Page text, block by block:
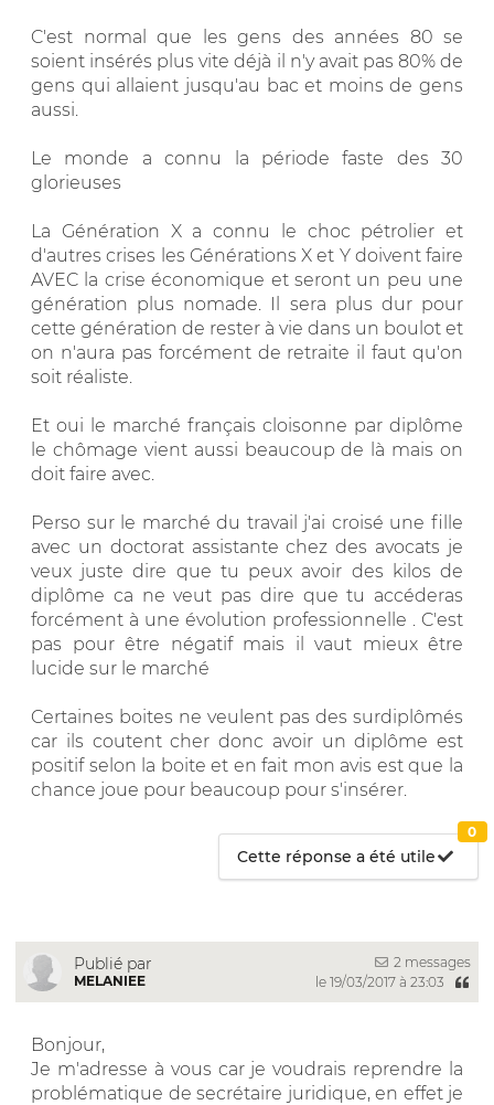
C'est normal que les gens des années 80 se
soient insérés plus vite déjà il n'y avait pas 80% de
gens qui allaient jusqu'au bac et moins de gens
aussi.
Le monde a connu la période faste des 30
glorieuses
La Génération X a connu le choc pétrolier et
d'autres crises les Générations X et Y doivent faire
AVEC la crise économique et seront un peu une
génération plus nomade. Il sera plus dur pour
cette génération de rester à vie dans un boulot et
on n'aura pas forcément de retraite il faut qu'on
soit réaliste.
Et oui le marché français cloisonne par diplôme
le chômage vient aussi beaucoup de là mais on
doit faire avec.
Perso sur le marché du travail j'ai croisé une fille
avec un doctorat assistante chez des avocats je
veux juste dire que tu peux avoir des kilos de
diplôme ca ne veut pas dire que tu accéderas
forcément à une évolution professionnelle . C'est
pas pour être négatif mais il vaut mieux être
lucide sur le marché
Certaines boites ne veulent pas des surdiplômés
car ils coutent cher donc avoir un diplôme est
positif selon la boite et en fait mon avis est que la
chance joue pour beaucoup pour s'insérer.
Cette réponse a été utile
0
Publié par
MELANIEE
2 messages
le 19/03/2017 à 23:03
Bonjour,
Je m'adresse à vous car je voudrais reprendre la
problématique de secrétaire juridique, en effet je